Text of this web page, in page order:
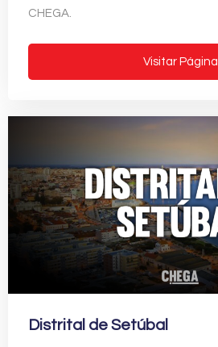
CHEGA.
Visitar Página
Distrital de Setúbal